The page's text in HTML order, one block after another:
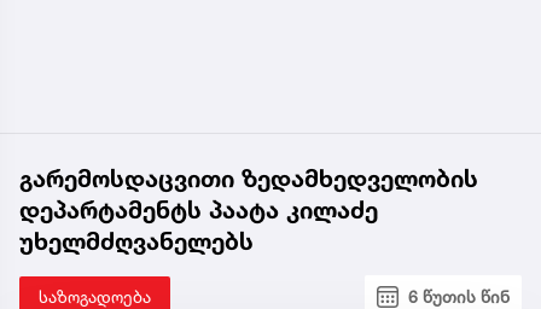
გარემოსდაცვითი ზედამხედველობის
დეპარტამენტს პაატა კილაძე
უხელმძღვანელებს
საზოგადოება 6 წუთის წინ